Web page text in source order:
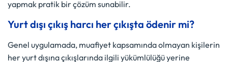
yapmak pratik bir çözüm sunabilir.
Yurt dışı çıkış harcı her çıkışta ödenir mi?
Genel uygulamada, muafiyet kapsamında olmayan kişilerin
her yurt dışına çıkışlarında ilgili yükümlülüğü yerine